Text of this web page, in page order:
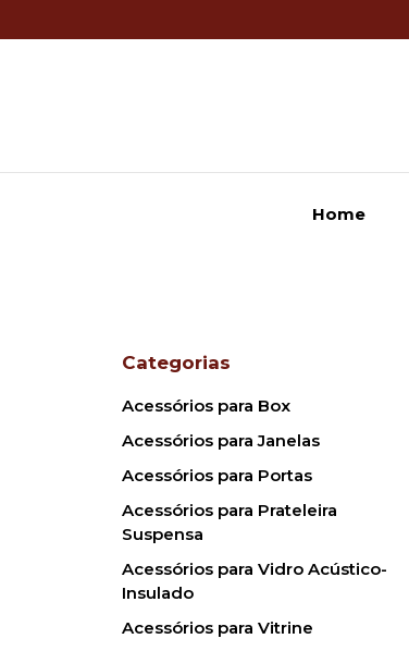
Home
Categorias
Acessórios para Box
Acessórios para Janelas
Acessórios para Portas
Acessórios para Prateleira
Suspensa
Acessórios para Vidro Acústico-
Insulado
Acessórios para Vitrine